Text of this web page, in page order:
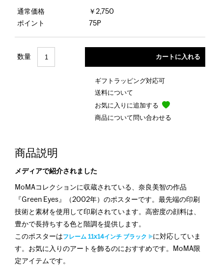
通常価格
￥2,750
ポイント
75P
数量
ギフトラッピング対応可
送料について
お気に入りに追加する
商品について問い合わせる
商品説明
メディアで紹介されました
MoMAコレクションに収蔵されている、奈良美智の作品
『Green Eyes』（2002年）のポスターです。最先端の印刷
技術と素材を使用して印刷されています。高密度の顔料は、
豊かで長持ちする色と階調を提供します。
このポスターはフレーム 11x14インチ ブラック
に対応していま
す。お気に入りのアートを飾るのにおすすめです。MoMA限
定アイテムです。